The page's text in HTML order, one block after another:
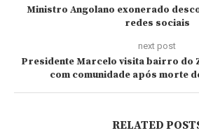
Ministro Angolano exonerado
redes sociais
next post
Presidente Marcelo visita bairro do
com comunidade após morte
RELATED